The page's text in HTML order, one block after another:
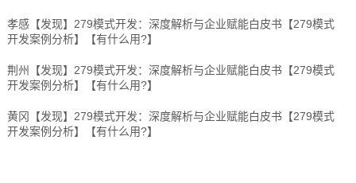
孝感【发现】279模式开发：深度解析与企业赋能白皮书【279模式
开发案例分析】【有什么用?】
荆州【发现】279模式开发：深度解析与企业赋能白皮书【279模式
开发案例分析】【有什么用?】
黄冈【发现】279模式开发：深度解析与企业赋能白皮书【279模式
开发案例分析】【有什么用?】